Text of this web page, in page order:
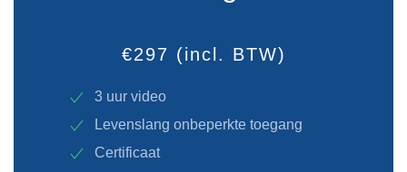
€297 (incl. BTW)
3 uur video
Levenslang onbeperkte toegang
Certificaat